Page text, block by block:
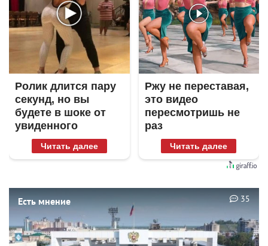
Ролик длится пару
секунд, но вы
будете в шоке от
увиденного
Читать далее
Ржу не переставая,
это видео
пересмотришь не
раз
Читать далее
Есть мнение 35